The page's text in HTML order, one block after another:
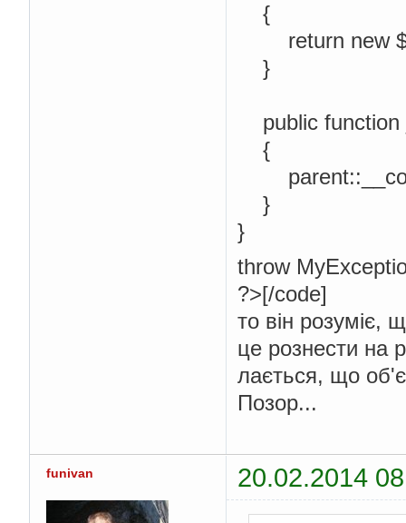
{
return new
}
public function
{
}
}
throw
?>[/code]
то він розуміє,
це рознести на
лається, що
Позор...
funivan 20.02.2014